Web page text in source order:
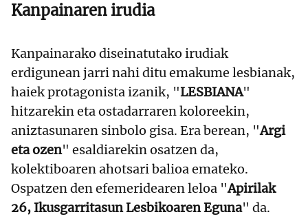
Kanpainaren irudia
Kanpainarako diseinatutako irudiak
erdigunean jarri nahi ditu emakume lesbianak,
haiek protagonista izanik, "LESBIANA"
hitzarekin eta ostadarraren koloreekin,
aniztasunaren sinbolo gisa. Era berean, "Argi
eta ozen" esaldiarekin osatzen da,
kolektiboaren ahotsari balioa emateko.
Ospatzen den efemeridearen leloa "Apirilak
26, Ikusgarritasun Lesbikoaren Eguna" da.